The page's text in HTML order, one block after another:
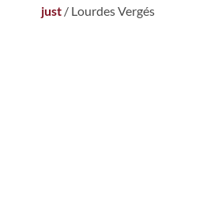
just / Lourdes Vergés